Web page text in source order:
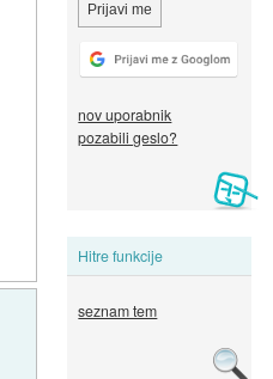
nov uporabnik
pozabili geslo?
Hitre funkcije
seznam tem